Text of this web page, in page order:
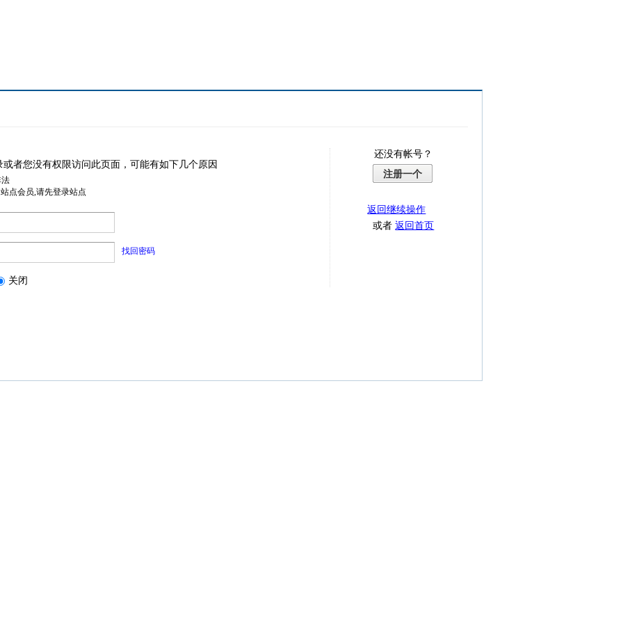
或者您没有权限访问此页面，可能有如下几个原因
点会员,请先登录站点
找回密码
关闭
还没有帐号？
注册一个
返回继续操作
或者返回首页